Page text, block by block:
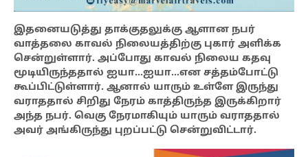
இதனையடுத்து தாக்குதலுக்கு ஆளான நபர்
வாத்தலை காவல் நிலையத்திற்கு புகார் அளிக்க
சென்றுள்ளார். அப்போது காவல் நிலைய கதவு
மூடியிருந்ததால் ஐயா…ஐயா…என சத்தம்போட்டு
கூப்பிட்டுள்ளார். ஆனால் யாரும் உள்ளே இருந்து
வராததால் சிறிது நேரம் காத்திருந்த இருக்கிறார்
அந்த நபர். வெகு நேரமாகியும் யாரும் வராததால்
அவர் அங்கிருந்து புறப்பட்டு சென்றுவிட்டார்.